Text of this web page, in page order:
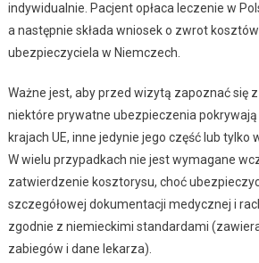
indywidualnie. Pacjent opłaca leczenie w
a następnie składa wniosek o zwrot
ubezpieczyciela w Niemczech.
Ważne jest, aby przed wizytą zapoznać się
niektóre prywatne ubezpieczenia pokrywają
krajach UE, inne jedynie jego część lub tylko
W wielu przypadkach nie jest wymagane
zatwierdzenie kosztorysu, choć
szczegółowej dokumentacji medycznej i
zgodnie z niemieckimi standardami
zabiegów i dane lekarza).